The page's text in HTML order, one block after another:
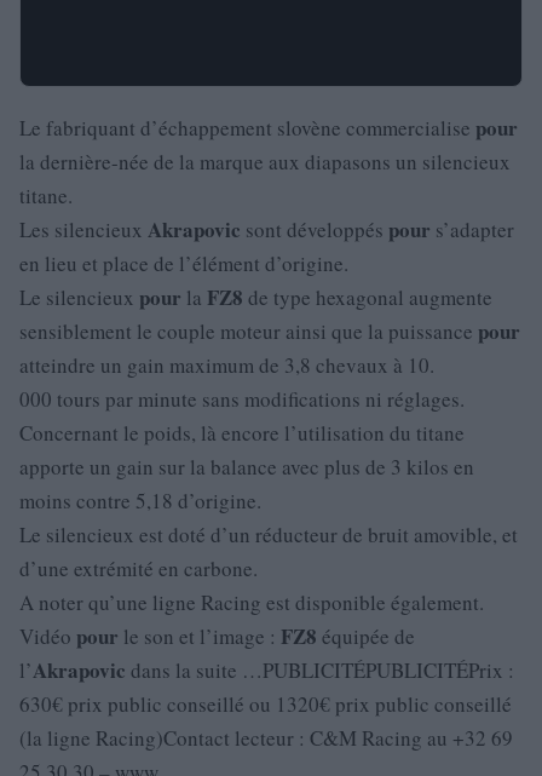
Le fabriquant d’échappement slovène commercialise pour
la dernière-née de la marque aux diapasons un silencieux
titane.
Les silencieux Akrapovic sont développés pour s’adapter
en lieu et place de l’élément d’origine.
Le silencieux pour la FZ8 de type hexagonal augmente
sensiblement le couple moteur ainsi que la puissance pour
atteindre un gain maximum de 3,8 chevaux à 10.
000 tours par minute sans modifications ni réglages.
Concernant le poids, là encore l’utilisation du titane
apporte un gain sur la balance avec plus de 3 kilos en
moins contre 5,18 d’origine.
Le silencieux est doté d’un réducteur de bruit amovible, et
d’une extrémité en carbone.
A noter qu’une ligne Racing est disponible également.
Vidéo pour le son et l’image : FZ8 équipée de
l’Akrapovic dans la suite …PUBLICITÉPUBLICITÉPrix :
630€ prix public conseillé ou 1320€ prix public conseillé
(la ligne Racing)Contact lecteur : C&M Racing au +32 69